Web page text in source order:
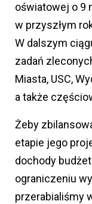
oświatowej o 9
w przyszłym
W dalszym
zadań
Miasta, USC,
a także
Żeby
etapie jego
dochody
ograniczeniu
przerabialiśmy